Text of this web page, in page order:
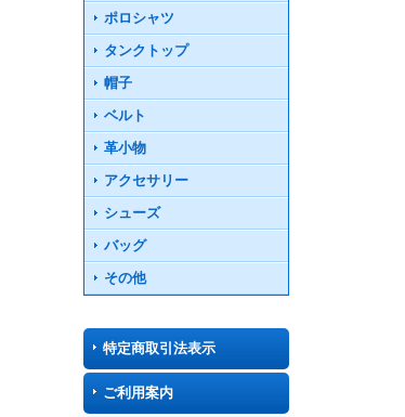
ポロシャツ
タンクトップ
帽子
ベルト
革小物
アクセサリー
シューズ
バッグ
その他
特定商取引法表示
ご利用案内